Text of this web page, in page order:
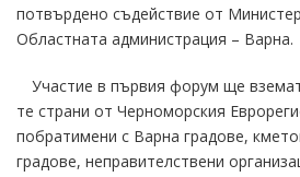
потвърдено съдействие от
Областната администрация – Варна.
Участие в първия форум ще
те страни от Черноморския
побратимени с Варна градове,
градове, неправителствени